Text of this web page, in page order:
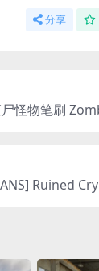
分享
怪物笔刷
Ruined